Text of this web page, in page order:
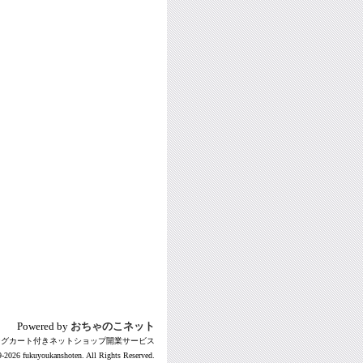
Powered by おちゃのこネット
カート付きネットショップ開業サービス
2026 fukuyoukanshoten. All Rights Reserved.